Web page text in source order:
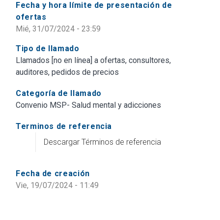
Fecha y hora límite de presentación de
ofertas
Mié, 31/07/2024 - 23:59
Tipo de llamado
Llamados [no en línea] a ofertas, consultores,
auditores, pedidos de precios
Categoría de llamado
Convenio MSP- Salud mental y adicciones
Terminos de referencia
Descargar Términos de referencia
Fecha de creación
Vie, 19/07/2024 - 11:49